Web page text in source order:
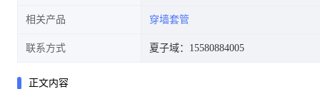
相关产品 穿墙套管
联系方式 夏子域：15580884005
正文内容